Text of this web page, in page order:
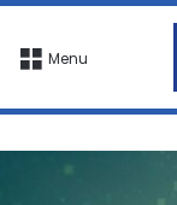
Menu